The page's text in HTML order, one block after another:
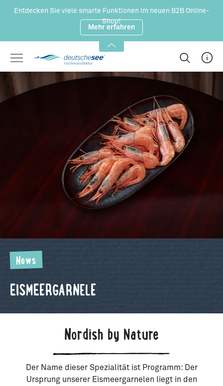
Zum Hauptinhalt springen
Entdecken Sie viele smarte Funktionen im neuen B2B Online-
Shop!
Mehr erfahren
News
EISMEERGARNELE
Nordish by Nature
Der Name dieser Spezialität ist Programm: Der
Ursprung unserer Eismeergarnelen liegt in den